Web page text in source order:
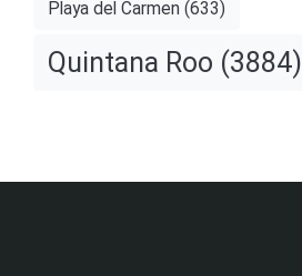
Playa del Carmen (633)
Quintana Roo (3884)